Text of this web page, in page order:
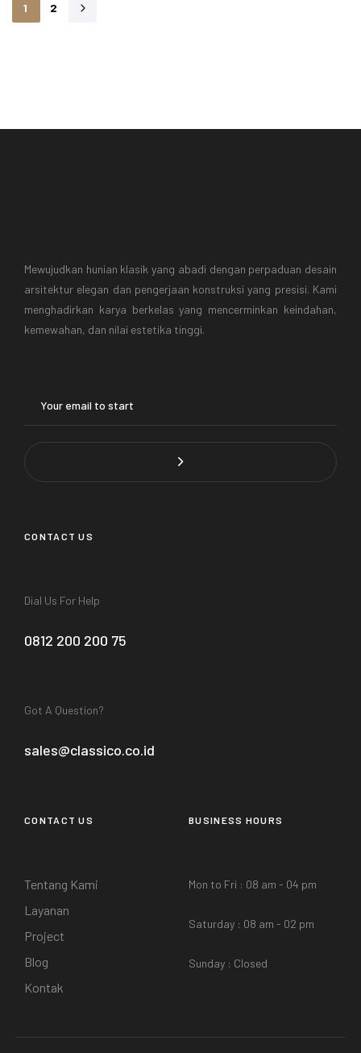
1 2
Mewujudkan hunian klasik yang abadi dengan perpaduan desain
arsitektur elegan dan pengerjaan konstruksi yang presisi. Kami
menghadirkan karya berkelas yang mencerminkan keindahan,
kemewahan, dan nilai estetika tinggi.
CONTACT US
Dial Us For Help
0812 200 200 75
Got A Question?
sales@classico.co.id
CONTACT US
Tentang Kami
Layanan
Project
Blog
Kontak
BUSINESS HOURS
Mon to Fri : 08 am - 04 pm
Saturday : 08 am - 02 pm
Sunday : Closed